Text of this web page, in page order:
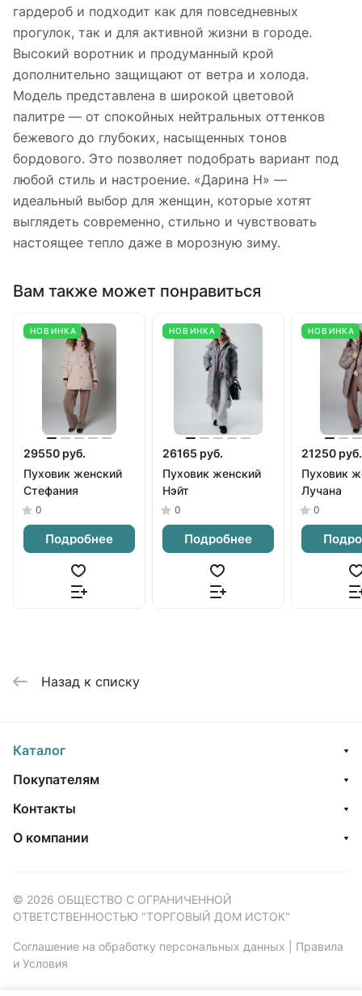
гардероб и подходит как для повседневных
прогулок, так и для активной жизни в городе.
Высокий воротник и продуманный крой
дополнительно защищают от ветра и холода.
Модель представлена в широкой цветовой
палитре — от спокойных нейтральных оттенков
бежевого до глубоких, насыщенных тонов
бордового. Это позволяет подобрать вариант под
любой стиль и настроение. «Дарина Н» —
идеальный выбор для женщин, которые хотят
выглядеть современно, стильно и чувствовать
настоящее тепло даже в морозную зиму.
Вам также может понравиться
НОВИНКА
29550 руб.
Пуховик женский
Стефания
0
Подробнее
НОВИНКА
26165 руб.
Пуховик женский
Нэйт
0
Подробнее
НОВИНКА
21250 руб.
Пуховик
Лучана
0
Назад к списку
Каталог
Покупателям
Контакты
О компании
© 2026 ОБЩЕСТВО С ОГРАНИЧЕННОЙ
ОТВЕТСТВЕННОСТЬЮ "ТОРГОВЫЙ ДОМ ИСТОК"
Соглашение на обработку персональных данных
Правила
и Условия